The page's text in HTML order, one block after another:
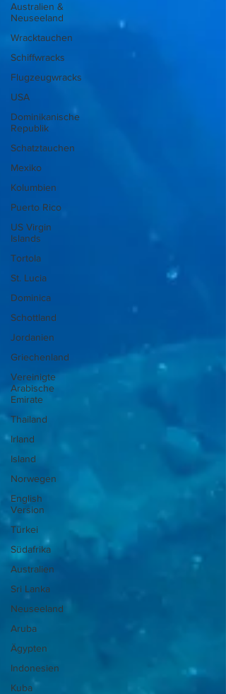
Australien &
Neuseeland
Wracktauchen
Schiffwracks
Flugzeugwracks
USA
Dominikanische
Republik
Schatztauchen
Mexiko
Kolumbien
Puerto Rico
US Virgin
Islands
Tortola
St. Lucia
Dominica
Schottland
Jordanien
Griechenland
Vereinigte
Arabische
Emirate
Thailand
Irland
Island
Norwegen
English
Version
Türkei
Südafrika
Australien
Sri Lanka
Neuseeland
Aruba
Ägypten
Indonesien
Kuba